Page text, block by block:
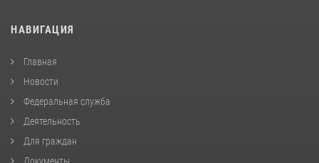
НАВИГАЦИЯ
Главная
Новости
Федеральная служба
Деятельность
Для граждан